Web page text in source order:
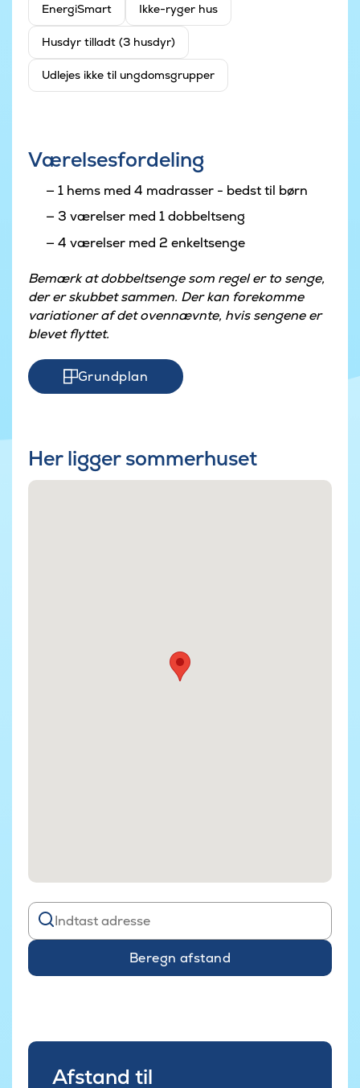
EnergiSmart Ikke-ryger hus
Husdyr tilladt (3 husdyr)
Udlejes ikke til ungdomsgrupper
Værelsesfordeling
1 hems med 4 madrasser - bedst til børn
3 værelser med 1 dobbeltseng
4 værelser med 2 enkeltsenge
Bemærk at dobbeltsenge som regel er to senge,
der er skubbet sammen. Der kan forekomme
variationer af det ovennævnte, hvis sengene er
blevet flyttet.
Grundplan
Her ligger sommerhuset
Beregn afstand
Afstand til